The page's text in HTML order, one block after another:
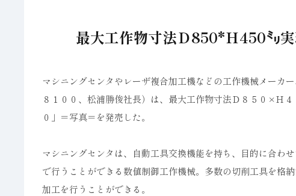
最大工作物寸法Ｄ850*Ｈ450㍉
マシニングセンタやレーザ複合加工機などの工作機械メー
８１００、松浦勝俊社長）は、最大工作物寸法Ｄ８５０×Ｈ
０」＝写真＝を発売した。
マシニングセンタは、自動工具交換機能を持ち、目的に合わ
で行うことができる数値制御工作機械。多数の切削工具を格
加工を行うことができる。